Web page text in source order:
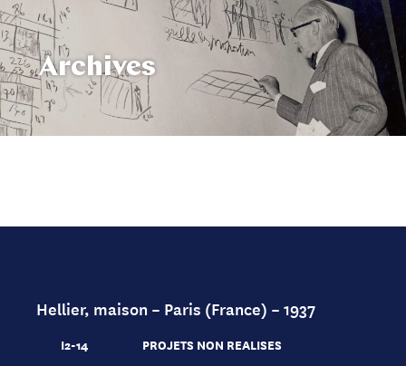
Archives
Hellier, maison – Paris (France) – 1937
I2-14
PROJETS NON REALISES